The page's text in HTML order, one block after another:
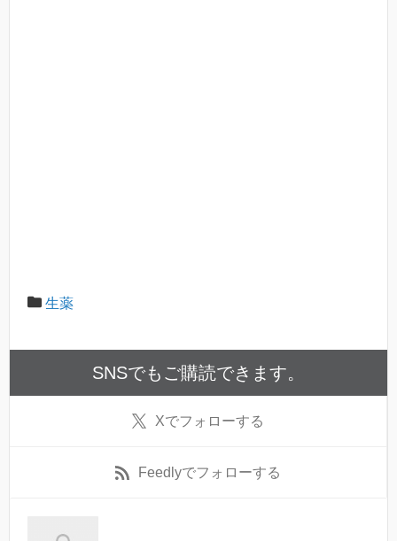
生薬
SNSでもご購読できます。
Xでフォローする
Feedlyでフォローする